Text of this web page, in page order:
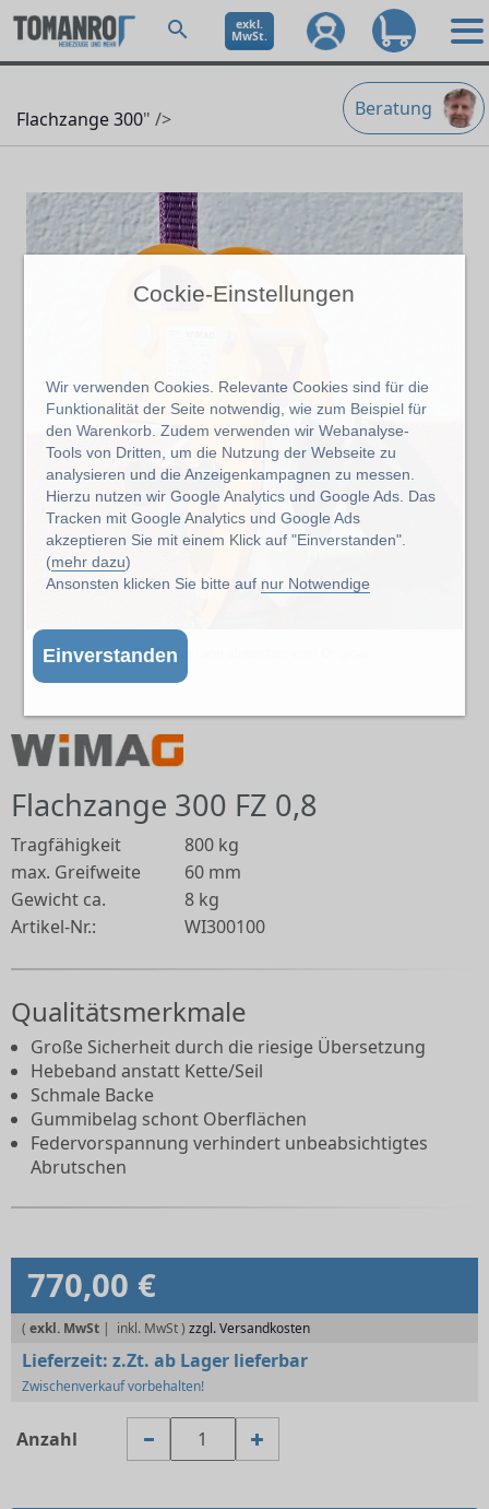
Cockie-Einstellungen
Wir verwenden Cookies. Relevante Cookies sind für die
Funktionalität der Seite notwendig, wie zum Beispiel für
den Warenkorb. Zudem verwenden wir Webanalyse-
Tools von Dritten, um die Nutzung der Webseite zu
analysieren und die Anzeigenkampagnen zu messen.
Hierzu nutzen wir Google Analytics und Google Ads. Das
Tracken mit Google Analytics und Google Ads
akzeptieren Sie mit einem Klick auf "Einverstanden".
(mehr dazu)
Ansonsten klicken Sie bitte auf nur Notwendige
Einverstanden
exkl.
MwSt.
Beratung
Flachzange 300" />
Abbildung kann abweichen vom Original
Flachzange 300 FZ 0,8
Tragfähigkeit
800 kg
max. Greifweite
60 mm
Gewicht ca.
8 kg
Artikel-Nr.:
WI300100
Qualitätsmerkmale
Große Sicherheit durch die riesige Übersetzung
Hebeband anstatt Kette/Seil
Schmale Backe
Gummibelag schont Oberflächen
Federvorspannung verhindert unbeabsichtigtes
Abrutschen
770,00 €
( exkl. MwSt | zzgl. Versandkosten
Lieferzeit: z.Zt. ab Lager lieferbar
Zwischenverkauf vorbehalten!
Anzahl